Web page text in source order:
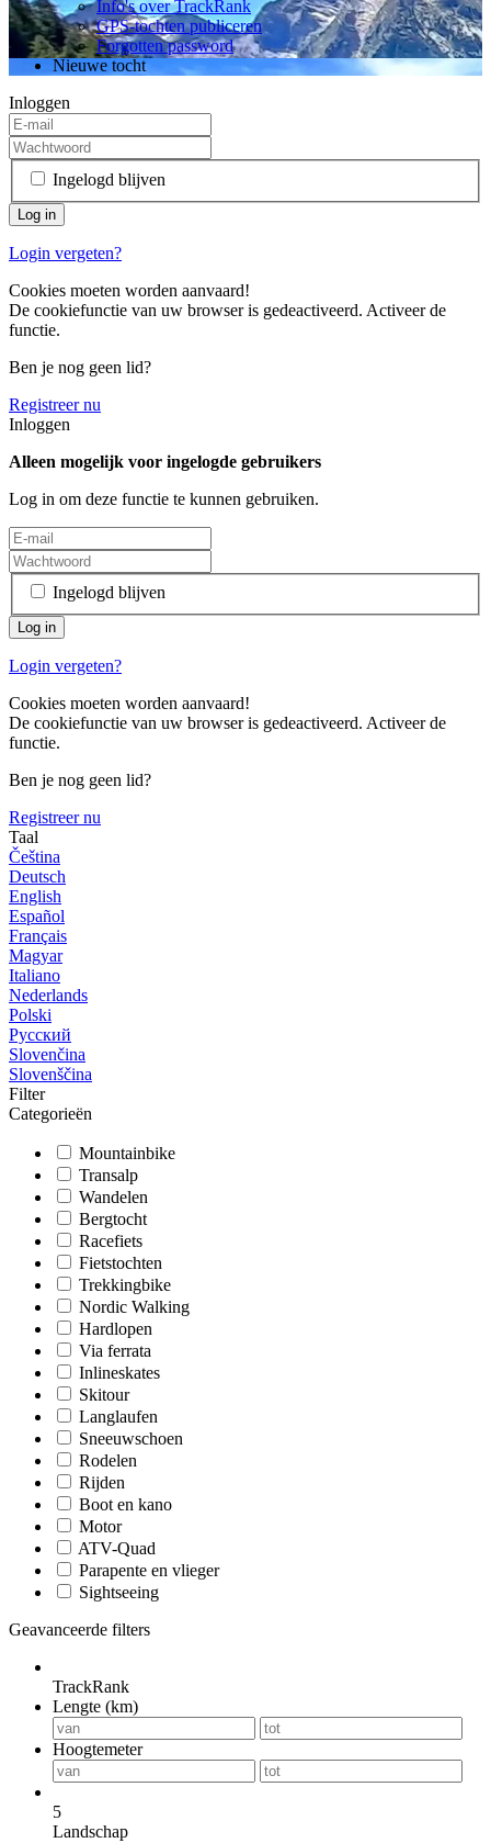
Info's over TrackRank
GPS-tochten publiceren
Forgotten password
Nieuwe tocht
Inloggen
Ingelogd blijven
Login vergeten?
Cookies moeten worden aanvaard!
De cookiefunctie van uw browser is gedeactiveerd. Activeer de
functie.
Ben je nog geen lid?
Registreer nu
Inloggen
Alleen mogelijk voor ingelogde gebruikers
Log in om deze functie te kunnen gebruiken.
Ingelogd blijven
Login vergeten?
Cookies moeten worden aanvaard!
De cookiefunctie van uw browser is gedeactiveerd. Activeer de
functie.
Ben je nog geen lid?
Registreer nu
Taal
Čeština
Deutsch
English
Español
Français
Magyar
Italiano
Nederlands
Polski
Русский
Slovenčina
Slovenščina
Filter
Categorieën
Mountainbike
Transalp
Wandelen
Bergtocht
Racefiets
Fietstochten
Trekkingbike
Nordic Walking
Hardlopen
Via ferrata
Inlineskates
Skitour
Langlaufen
Sneeuwschoen
Rodelen
Rijden
Boot en kano
Motor
ATV-Quad
Parapente en vlieger
Sightseeing
Geavanceerde filters
TrackRank
Lengte (km)
Hoogtemeter
5
Landschap